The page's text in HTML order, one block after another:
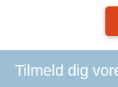
Tilmeld dig